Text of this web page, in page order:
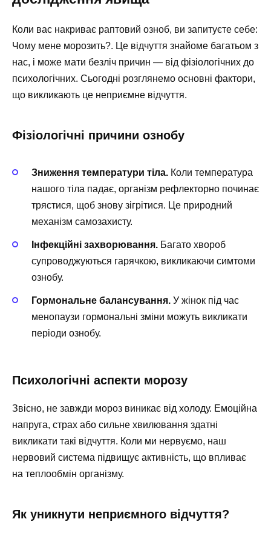
Коли вас накриває раптовий озноб, ви запитуєте себе:
Чому мене морозить?. Це відчуття знайоме багатьом з
нас, і може мати безліч причин — від фізіологічних до
психологічних. Сьогодні розглянемо основні фактори,
що викликають це неприємне відчуття.
Фізіологічні причини ознобу
Зниження температури тіла. Коли температура
нашого тіла падає, організм рефлекторно починає
трястися, щоб знову зігрітися. Це природний
механізм самозахисту.
Інфекційні захворювання. Багато хвороб
супроводжуються гарячкою, викликаючи симтоми
ознобу.
Гормональне балансування. У жінок під час
менопаузи гормональні зміни можуть викликати
періоди ознобу.
Психологічні аспекти морозу
Звісно, не завжди мороз виникає від холоду. Емоційна
напруга, страх або сильне хвилювання здатні
викликати такі відчуття. Коли ми нервуємо, наш
нервовий система підвищує активність, що впливає
на теплообмін організму.
Як уникнути неприємного відчуття?